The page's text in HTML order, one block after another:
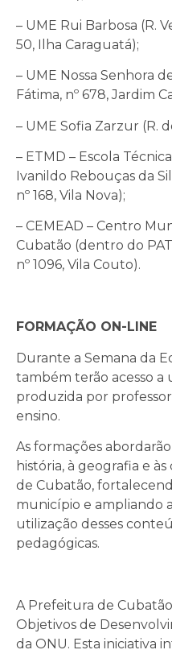
– UME Rui Barbosa (R.
50, Ilha Caraguatá);
– UME Nossa Senhora
Fátima, nº 678, Jardim
– UME Sofia Zarzur (R.
– ETMD – Escola
Ivanildo Rebouças da
nº 168, Vila Nova);
– CEMEAD – Centro
Cubatão (dentro do
nº 1096, Vila Couto).
FORMAÇÃO ON-LINE
Durante a Semana da
também terão acesso
produzida por
ensino.
As formações
história, à geografia e
de Cubatão,
município e ampliando
utilização desses
pedagógicas.
A Prefeitura de
Objetivos de
da ONU. Esta iniciativa